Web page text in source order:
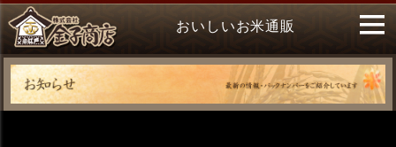
おいしいお米通販